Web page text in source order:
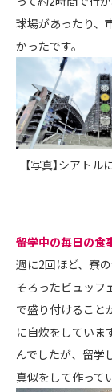
球場があったり、
かったです。
【写真】シアト
――留学中の毎日の
週に2回ほど、寮
そろったビュッフ
で盛り付けること
に自炊をしていま
んでしたが、留学
真似をして作って